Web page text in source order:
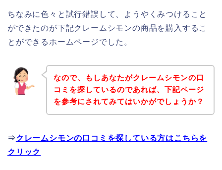
ちなみに色々と試行錯誤して、ようやくみつけること
ができたのが下記クレームシモンの商品を購入するこ
とができるホームページでした。
なので、もしあなたがクレームシモンの口
コミを探しているのであれば、下記ページ
を参考にされてみてはいかがでしょうか？
⇒クレームシモンの口コミを探している方はこちらを
クリック